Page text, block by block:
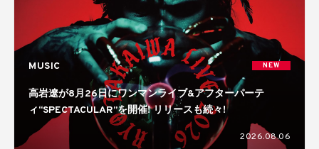
MUSIC NEW
高岩遼が8月26日にワンマンライブ&アフターパーテ
ィ“SPECTACULAR”を開催! リリースも続々!
2026.08.06